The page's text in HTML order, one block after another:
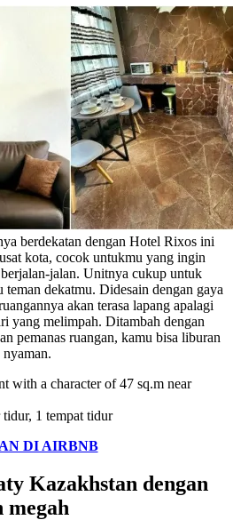
berdekatan dengan Hotel Rixos ini
kota, cocok untukmu yang ingin
jalan. Unitnya cukup untuk
teman dekatmu. Didesain dengan gaya
akan terasa lapang apalagi
yang melimpah. Ditambah dengan
pemanas ruangan, kamu bisa liburan
nyaman.
with a character of 47 sq.m near
tidur, 1 tempat tidur
DI AIRBNB
Kazakhstan dengan
megah